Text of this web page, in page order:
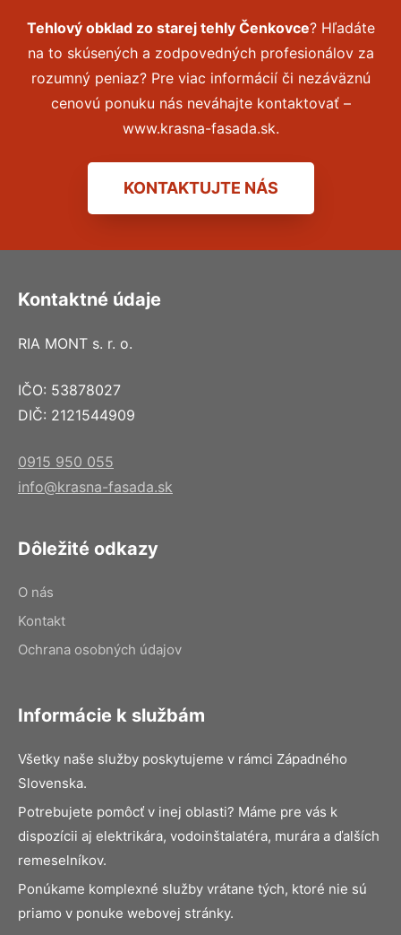
Tehlový obklad zo starej tehly Čenkovce? Hľadáte
na to skúsených a zodpovedných profesionálov za
rozumný peniaz? Pre viac informácií či nezáväznú
cenovú ponuku nás neváhajte kontaktovať –
www.krasna-fasada.sk.
KONTAKTUJTE NÁS
Kontaktné údaje
RIA MONT s. r. o.
IČO: 53878027
DIČ: 2121544909
0915 950 055
info@krasna-fasada.sk
Dôležité odkazy
O nás
Kontakt
Ochrana osobných údajov
Informácie k službám
Všetky naše služby poskytujeme v rámci Západného
Slovenska.
Potrebujete pomôcť v inej oblasti? Máme pre vás k
dispozícii aj elektrikára, vodoinštalatéra, murára a ďalších
remeselníkov.
Ponúkame komplexné služby vrátane tých, ktoré nie sú
priamo v ponuke webovej stránky.